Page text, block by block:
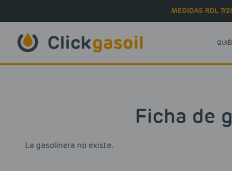
MEDIDAS RDL 7/
Ficha de
La gasolinera no existe.